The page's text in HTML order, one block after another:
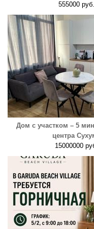
555000 руб.
Дом с участком – 5
центра
15000000